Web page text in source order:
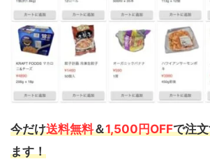
今だけ送料無料＆1,500円OFFで注
ます！